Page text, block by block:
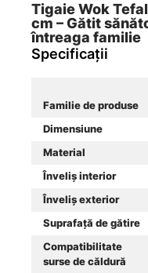
Tigaie Wok
cm – Gătit
întreaga familie
Specificații
Familie de produse
Dimensiune
Material
Înveliș interior
Înveliș exterior
Suprafață de gătire
Compatibilitate
surse de căldură